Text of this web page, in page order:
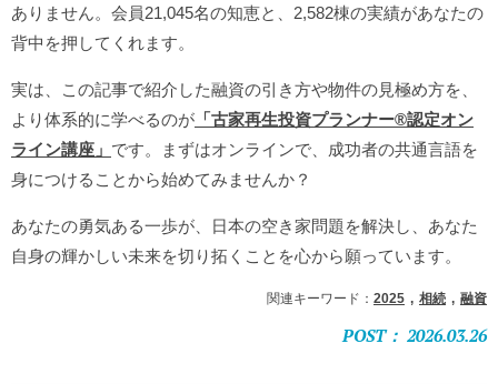
ありません。会員21,045名の知恵と、2,582棟の実績があなたの
背中を押してくれます。
実は、この記事で紹介した融資の引き方や物件の見極め方を、
より体系的に学べるのが 「古家再生投資プランナー®︎認定オン
ライン講座」 です。まずはオンラインで、成功者の共通言語を
身につけることから始めてみませんか？
あなたの勇気ある一歩が、日本の空き家問題を解決し、あなた
自身の輝かしい未来を切り拓くことを心から願っています。
関連キーワード： 2025 相続 融資
POST： 2026.03.26